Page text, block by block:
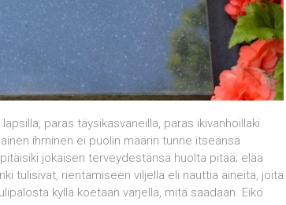
paras täysikasvaneilla, paras ikivanhoillaki.
ihminen ei puolin määrin tunne itseänsä
jokaisen terveydestänsä huolta pitää; elää
tulisivat, rientämiseen viljellä eli nauttia aineita, joita
kyllä koetaan varjella, mitä saadaan. Eikö